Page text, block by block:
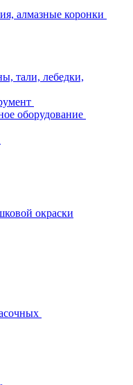
алмазные коронки
тали, лебедки,
оборудование
окраски